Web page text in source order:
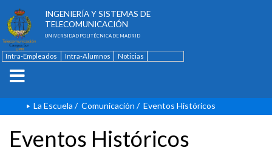
INGENIERÍA Y SISTEMAS DE
TELECOMUNICACIÓN
UNIVERSIDAD POLITÉCNICA DE MADRID
Intra-Empleados Intra-Alumnos
Noticias
La Escuela / Comunicación / Eventos Históricos
Eventos Históricos